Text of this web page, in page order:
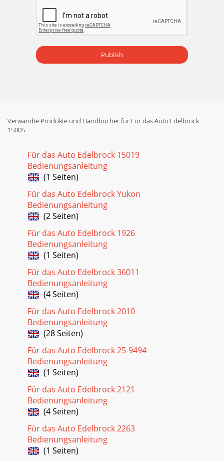
Publish
Verwandte Produkte und Handbücher für Für das Auto Edelbrock
15005
Für das Auto Edelbrock 15019
Bedienungsanleitung
(1 Seiten)
Für das Auto Edelbrock Yukon
Bedienungsanleitung
(2 Seiten)
Für das Auto Edelbrock 1926
Bedienungsanleitung
(1 Seiten)
Für das Auto Edelbrock 36011
Bedienungsanleitung
(4 Seiten)
Für das Auto Edelbrock 2010
Bedienungsanleitung
(28 Seiten)
Für das Auto Edelbrock 25-9494
Bedienungsanleitung
(1 Seiten)
Für das Auto Edelbrock 2121
Bedienungsanleitung
(4 Seiten)
Für das Auto Edelbrock 2263
Bedienungsanleitung
(1 Seiten)